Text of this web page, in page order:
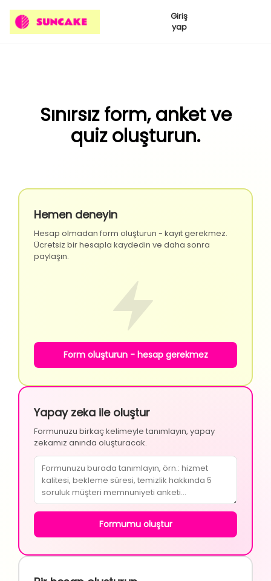
Giriş
yap
Sınırsız form, anket ve
quiz oluşturun.
Hemen deneyin
Hesap olmadan form oluşturun - kayıt gerekmez.
Ücretsiz bir hesapla kaydedin ve daha sonra
paylaşın.
Form oluşturun - hesap gerekmez
Yapay zeka ile oluştur
Formunuzu birkaç kelimeyle tanımlayın, yapay
zekamız anında oluşturacak.
Formumu oluştur